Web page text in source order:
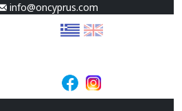
info@oncyprus.com